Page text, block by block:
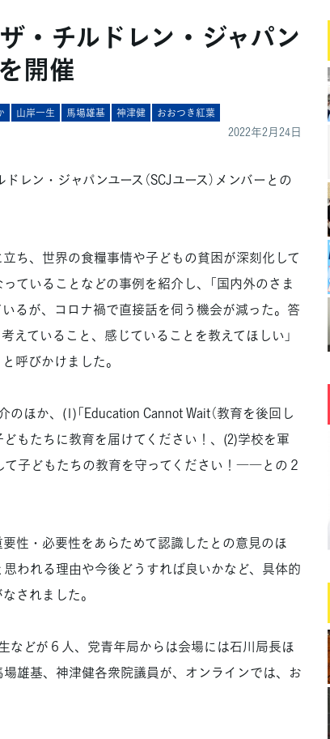
・チルドレン・ジャパン
開催
山岸一生 馬場雄基 神津健 おおつき紅葉
2022年2月24日
レン・ジャパンユース（SCJユース）メンバーとの
ち、世界の食糧事情や子どもの貧困が深刻化して
ていることなどの事例を紹介し、「国内外のさま
るが、コロナ禍で直接話を伺う機会が減った。答
えていること、感じていることを教えてほしい」
呼びかけました。
ほか、(1)「Education Cannot Wait（教育を後回し
どもたちに教育を届けてください！、(2)学校を軍
て子どもたちの教育を守ってください！――との２
性・必要性をあらためて認識したとの意見のほ
われる理由や今後どうすれば良いかなど、具体的
されました。
などが６人、党青年局からは会場には石川局長ほ
雄基、神津健各衆院議員が、オンラインでは、お